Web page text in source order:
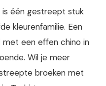
is één gestreept stuk
kleurenfamilie. Een
een effen chino in
Wil je meer
broeken met